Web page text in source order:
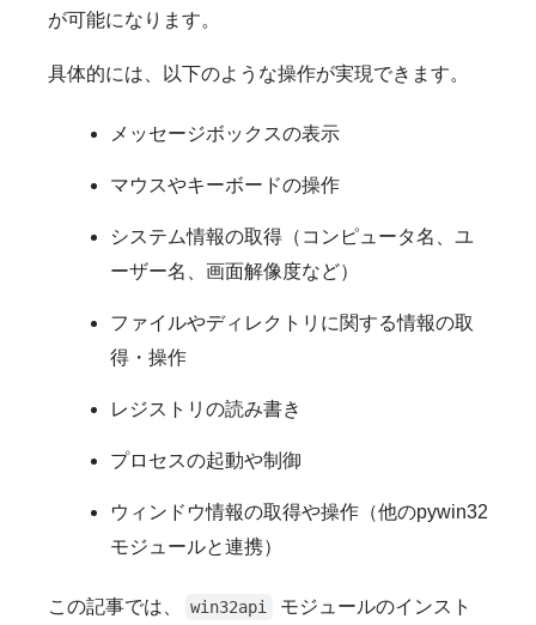
が可能になります。
具体的には、以下のような操作が実現できます。
メッセージボックスの表示
マウスやキーボードの操作
システム情報の取得（コンピュータ名、ユ
ーザー名、画面解像度など）
ファイルやディレクトリに関する情報の取
得・操作
レジストリの読み書き
プロセスの起動や制御
ウィンドウ情報の取得や操作（他のpywin32
モジュールと連携）
この記事では、 win32api
モジュールのインスト